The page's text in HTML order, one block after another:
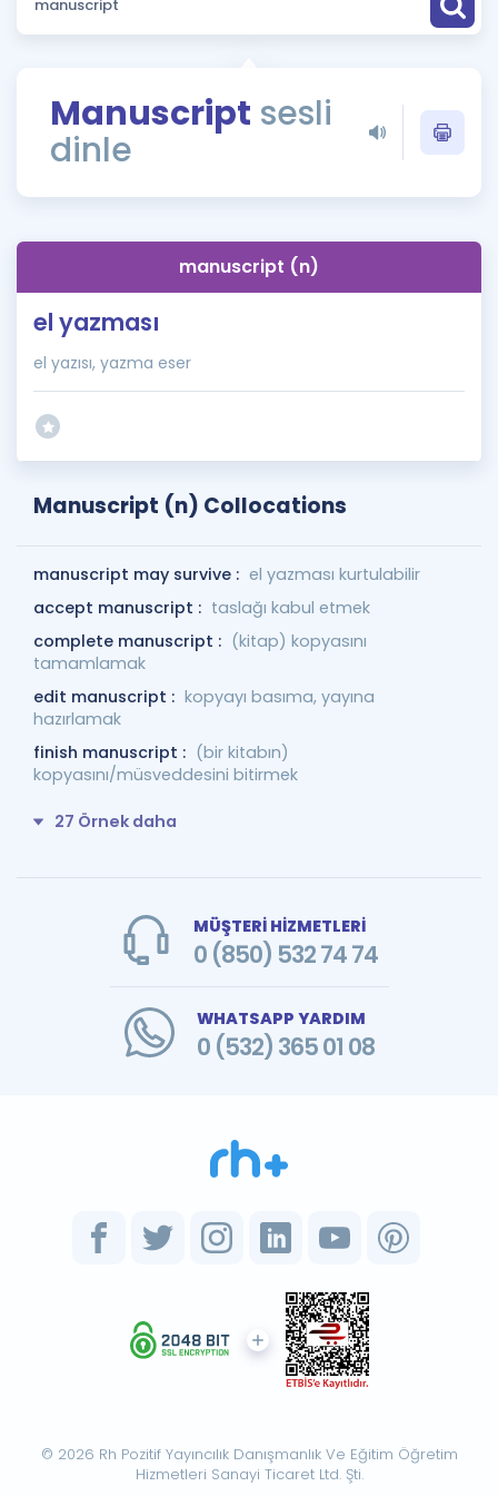
Puan Hesaplama
ÖSYM Sınav Takvimi
Kampanyalar
İngilizce Gramer
Manuscript sesli
dinle
manuscript (n)
el yazması
el yazısı, yazma eser
Manuscript (n) Collocations
manuscript may survive : el yazması kurtulabilir
accept manuscript : taslağı kabul etmek
complete manuscript : (kitap) kopyasını
tamamlamak
edit manuscript : kopyayı basıma, yayına
hazırlamak
finish manuscript : (bir kitabın)
kopyasını/müsveddesini bitirmek
27 Örnek daha
MÜŞTERİ HİZMETLERİ
0 (850) 532 74 74
WHATSAPP YARDIM
0 (532) 365 01 08
© 2026 Rh Pozitif Yayıncılık Danışmanlık Ve Eğitim Öğretim
Hizmetleri Sanayi Ticaret Ltd. Şti.